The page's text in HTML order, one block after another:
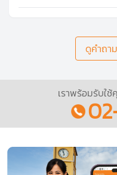
ความช่วยเหลือทั้งภาษา
ดาวน์โหลดและปรับแก้ตา
ดูคำถา
เราพร้อมรับใ